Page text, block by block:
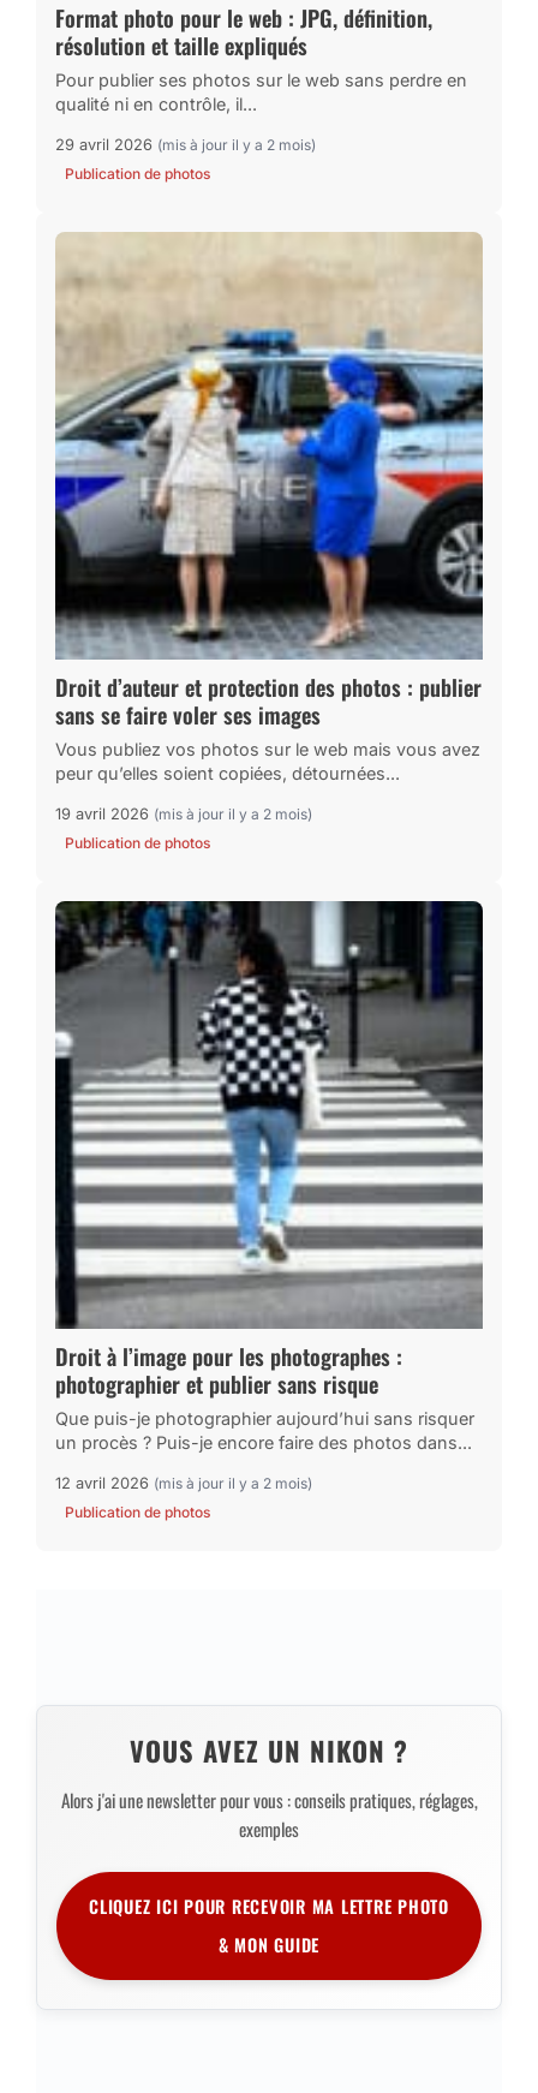
Format photo pour le web : JPG, définition,
résolution et taille expliqués
Pour publier ses photos sur le web sans perdre en
qualité ni en contrôle, il...
29 avril 2026 (mis à jour il y a 2 mois)
Publication de photos
Droit d’auteur et protection des photos : publier
sans se faire voler ses images
Vous publiez vos photos sur le web mais vous avez
peur qu’elles soient copiées, détournées...
19 avril 2026 (mis à jour il y a 2 mois)
Publication de photos
Droit à l’image pour les photographes :
photographier et publier sans risque
Que puis-je photographier aujourd’hui sans risquer
un procès ? Puis-je encore faire des photos dans...
12 avril 2026 (mis à jour il y a 2 mois)
Publication de photos
VOUS AVEZ UN NIKON ?
Alors j'ai une newsletter pour vous : conseils pratiques, réglages,
exemples
CLIQUEZ ICI POUR RECEVOIR MA LETTRE PHOTO
& MON GUIDE